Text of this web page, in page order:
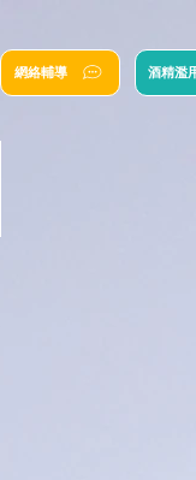
網絡輔導 酒精濫